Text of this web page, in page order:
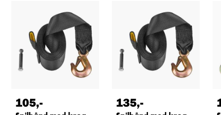
105,- 135,-